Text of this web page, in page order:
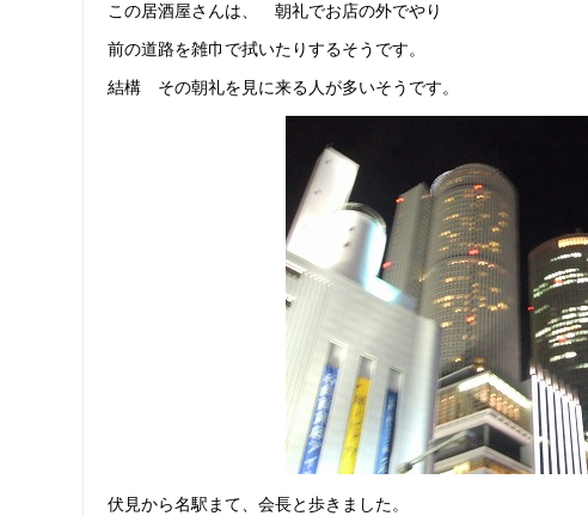
この居酒屋さんは、 朝礼でお店の外でやり
前の道路を雑巾で拭いたりするそうです。
結構 その朝礼を見に来る人が多いそうです。
伏見から名駅まて、会長と歩きました。